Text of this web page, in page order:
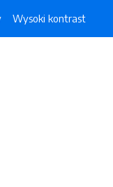
Wysoki kontrast